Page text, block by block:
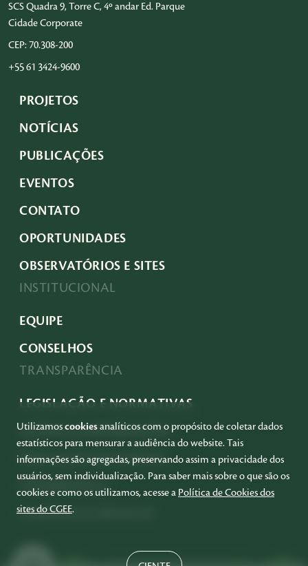
SCS Quadra 9, Torre C, 4º andar Ed. Parque
Cidade Corporate
CEP: 70.308-200
+55 61 3424-9600
PROJETOS
NOTÍCIAS
PUBLICAÇÕES
EVENTOS
CONTATO
OPORTUNIDADES
OBSERVATÓRIOS E SITES
INSTITUCIONAL
EQUIPE
CONSELHOS
TRANSPARÊNCIA
LEGISLAÇÃO E NORMATIVAS
ACESSO À INFORMAÇÃO
PRESTAÇÃO DE CONTAS
GOVERNANÇA
COMPRAS E SERVIÇOS
Utilizamoscookiesanalíticos com o propósito de coletar dados
estatísticos para mensurar a audiência do website. Tais
informações são agregadas, preservando assim a privacidade dos
usuários, sem individualização. Para saber mais sobre o que são os
cookies e como os utilizamos, acesse a Política de Cookies dos
sites do CGEE.